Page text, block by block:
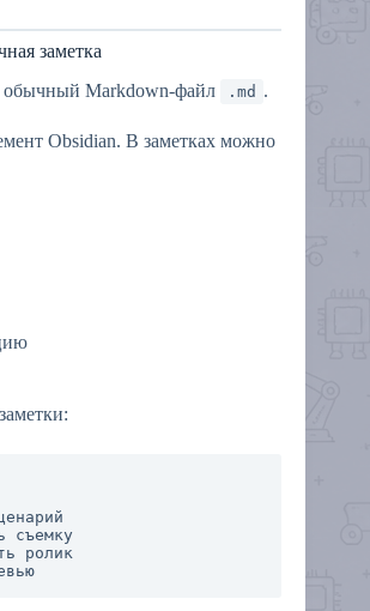
заметка
обычный Markdown-файл .md .
Obsidian. В заметках можно
съемку
ролик